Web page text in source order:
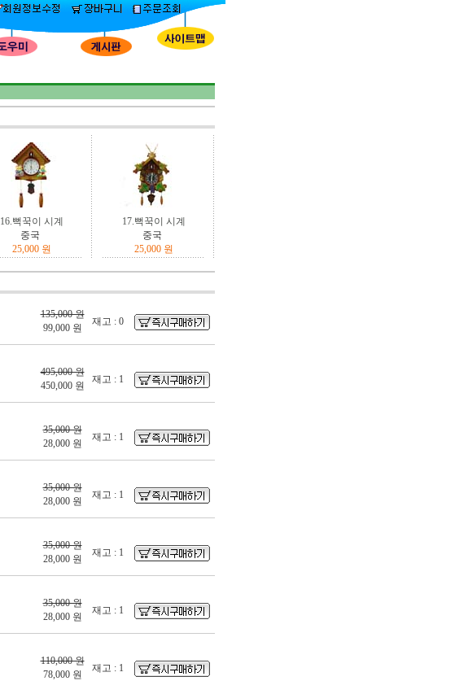
16.뻑꾹이 시계
중국
25,000 원
17.뻑꾹이 시계
중국
25,000 원
135,000 원
99,000 원
재고 : 0
495,000 원
450,000 원
재고 : 1
35,000 원
28,000 원
재고 : 1
35,000 원
28,000 원
재고 : 1
35,000 원
28,000 원
재고 : 1
35,000 원
28,000 원
재고 : 1
110,000 원
78,000 원
재고 : 1